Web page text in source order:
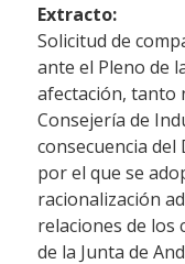
Extracto:
Solicitud de
ante el Pleno de
afectación, tanto
Consejería de
consecuencia
por el que se
racionalización
relaciones de los
de la Junta de